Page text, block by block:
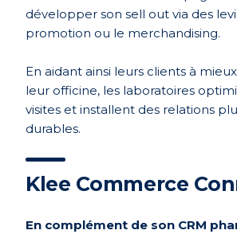
développer son sell out via des
promotion ou le merchandising.
En aidant ainsi leurs clients à
leur officine, les laboratoires
visites et installent des relations
durables.
Klee Commerce
En complément de son CRM